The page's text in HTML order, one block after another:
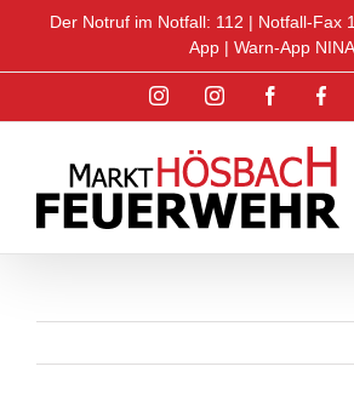
Der Notruf im Notfall: 112 | Notfall-Fax
App| Warn-App NINA
InstagramInstagram
Facebook